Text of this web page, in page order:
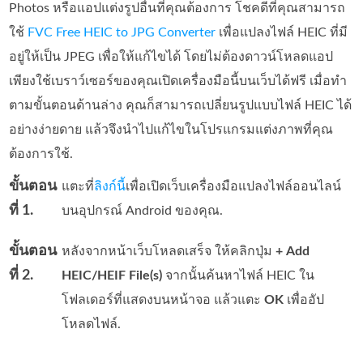
Photos หรือแอปแต่งรูปอื่นที่คุณต้องการ โชคดีที่คุณสามารถ
ใช้ FVC Free HEIC to JPG Converter เพื่อแปลงไฟล์ HEIC ที่มี
อยู่ให้เป็น JPEG เพื่อให้แก้ไขได้ โดยไม่ต้องดาวน์โหลดแอป
เพียงใช้เบราว์เซอร์ของคุณเปิดเครื่องมือนี้บนเว็บได้ฟรี เมื่อทำ
ตามขั้นตอนด้านล่าง คุณก็สามารถเปลี่ยนรูปแบบไฟล์ HEIC ได้
อย่างง่ายดาย แล้วจึงนำไปแก้ไขในโปรแกรมแต่งภาพที่คุณ
ต้องการใช้.
ขั้นตอน
ที่ 1.
แตะที่ลิงก์นี้เพื่อเปิดเว็บเครื่องมือแปลงไฟล์ออนไลน์
บนอุปกรณ์ Android ของคุณ.
ขั้นตอน
ที่ 2.
หลังจากหน้าเว็บโหลดเสร็จ ให้คลิกปุ่ม+ Add
HEIC/HEIF File(s) จากนั้นค้นหาไฟล์ HEIC ใน
โฟลเดอร์ที่แสดงบนหน้าจอ แล้วแตะOK เพื่ออัป
โหลดไฟล์.